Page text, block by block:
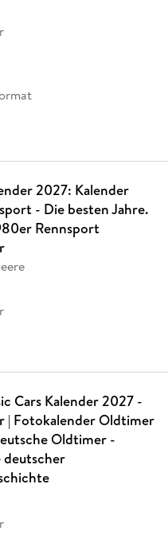
2027: Kalender
- Die besten Jahre.
Rennsport
Cars Kalender 2027 -
| Fotokalender Oldtimer
Oldtimer -